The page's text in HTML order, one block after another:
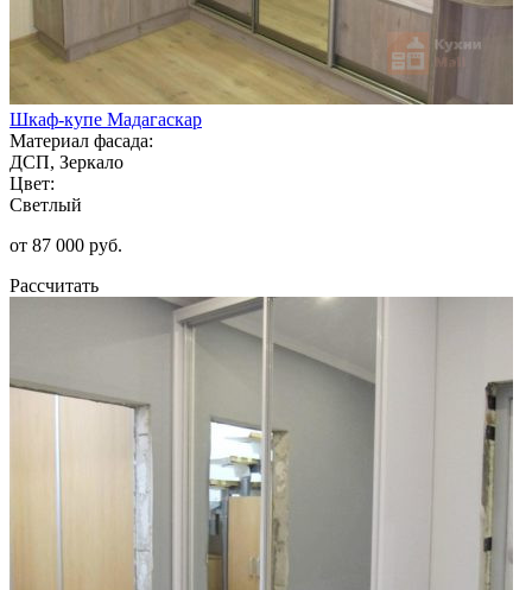
Шкаф-купе Мадагаскар
Материал фасада:
ДСП, Зеркало
Цвет:
Светлый
от 87 000 руб.
Рассчитать